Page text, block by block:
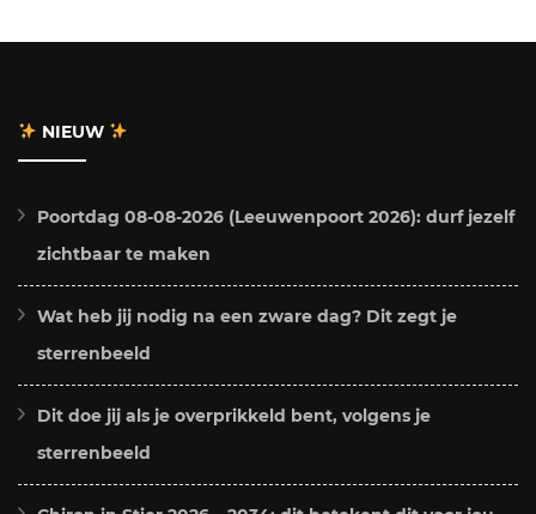
NIEUW
Poortdag 08-08-2026 (Leeuwenpoort 2026): durf jezelf
zichtbaar te maken
Wat heb jij nodig na een zware dag? Dit zegt je
sterrenbeeld
Dit doe jij als je overprikkeld bent, volgens je
sterrenbeeld